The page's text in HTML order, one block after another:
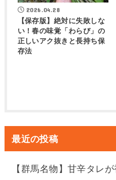
2026.04.28
【保存版】絶対に失敗しな
い！春の味覚「わらび」の
正しいアク抜きと長持ち保
存法
最近の投稿
【群馬名物】甘辛タレ